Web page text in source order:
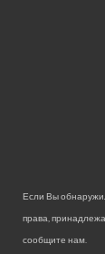
Если Вы
права,
сообщите нам.